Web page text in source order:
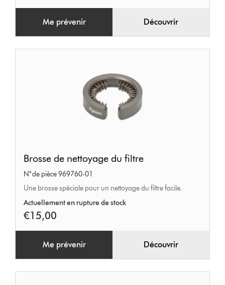
Me prévenir Découvrir
de
nettoyage
du
filtre
Brosse de nettoyage du filtre
N° de pièce 969760-01
Une brosse spéciale pour un nettoyage du filtre facile.
Actuellement en rupture de stock
€15,00
Me prévenir Découvrir